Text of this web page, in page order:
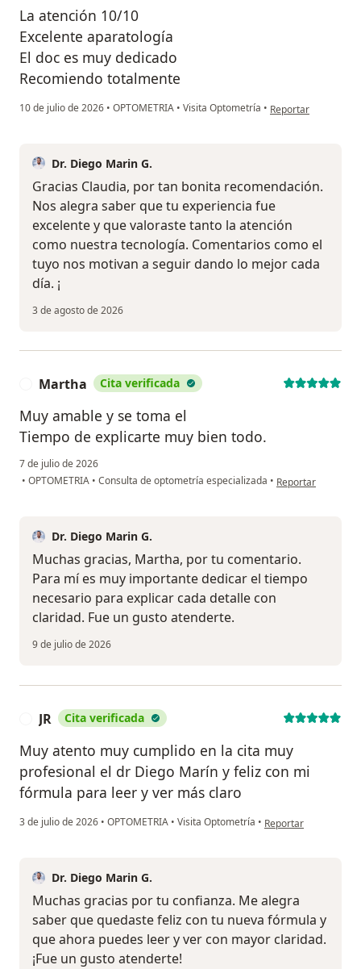
La atención 10/10
Excelente aparatología
El doc es muy dedicado
Recomiendo totalmente
10 de julio de 2026 • OPTOMETRIA • Visita Optometría • en opinión del
Reportar
Dr. Diego Marin G.
Gracias Claudia, por tan bonita recomendación.
Nos alegra saber que tu experiencia fue
excelente y que valoraste tanto la atención
como nuestra tecnología. Comentarios como el
tuyo nos motivan a seguir dando lo mejor cada
día. ¡
3 de agosto de 2026
Martha Cita verificada
Muy amable y se toma el
Tiempo de explicarte muy bien todo.
7 de julio de 2026
• OPTOMETRIA • Consulta de optometría especializada • en opinión del
Reportar
Dr. Diego Marin G.
Muchas gracias, Martha, por tu comentario.
Para mí es muy importante dedicar el tiempo
necesario para explicar cada detalle con
claridad. Fue un gusto atenderte.
9 de julio de 2026
JR Cita verificada
Muy atento muy cumplido en la cita muy
profesional el dr Diego Marín y feliz con mi
fórmula para leer y ver más claro
3 de julio de 2026 • OPTOMETRIA • Visita Optometría • en opinión del
Reportar
Dr. Diego Marin G.
Muchas gracias por tu confianza. Me alegra
saber que quedaste feliz con tu nueva fórmula y
que ahora puedes leer y ver con mayor claridad.
¡Fue un gusto atenderte!